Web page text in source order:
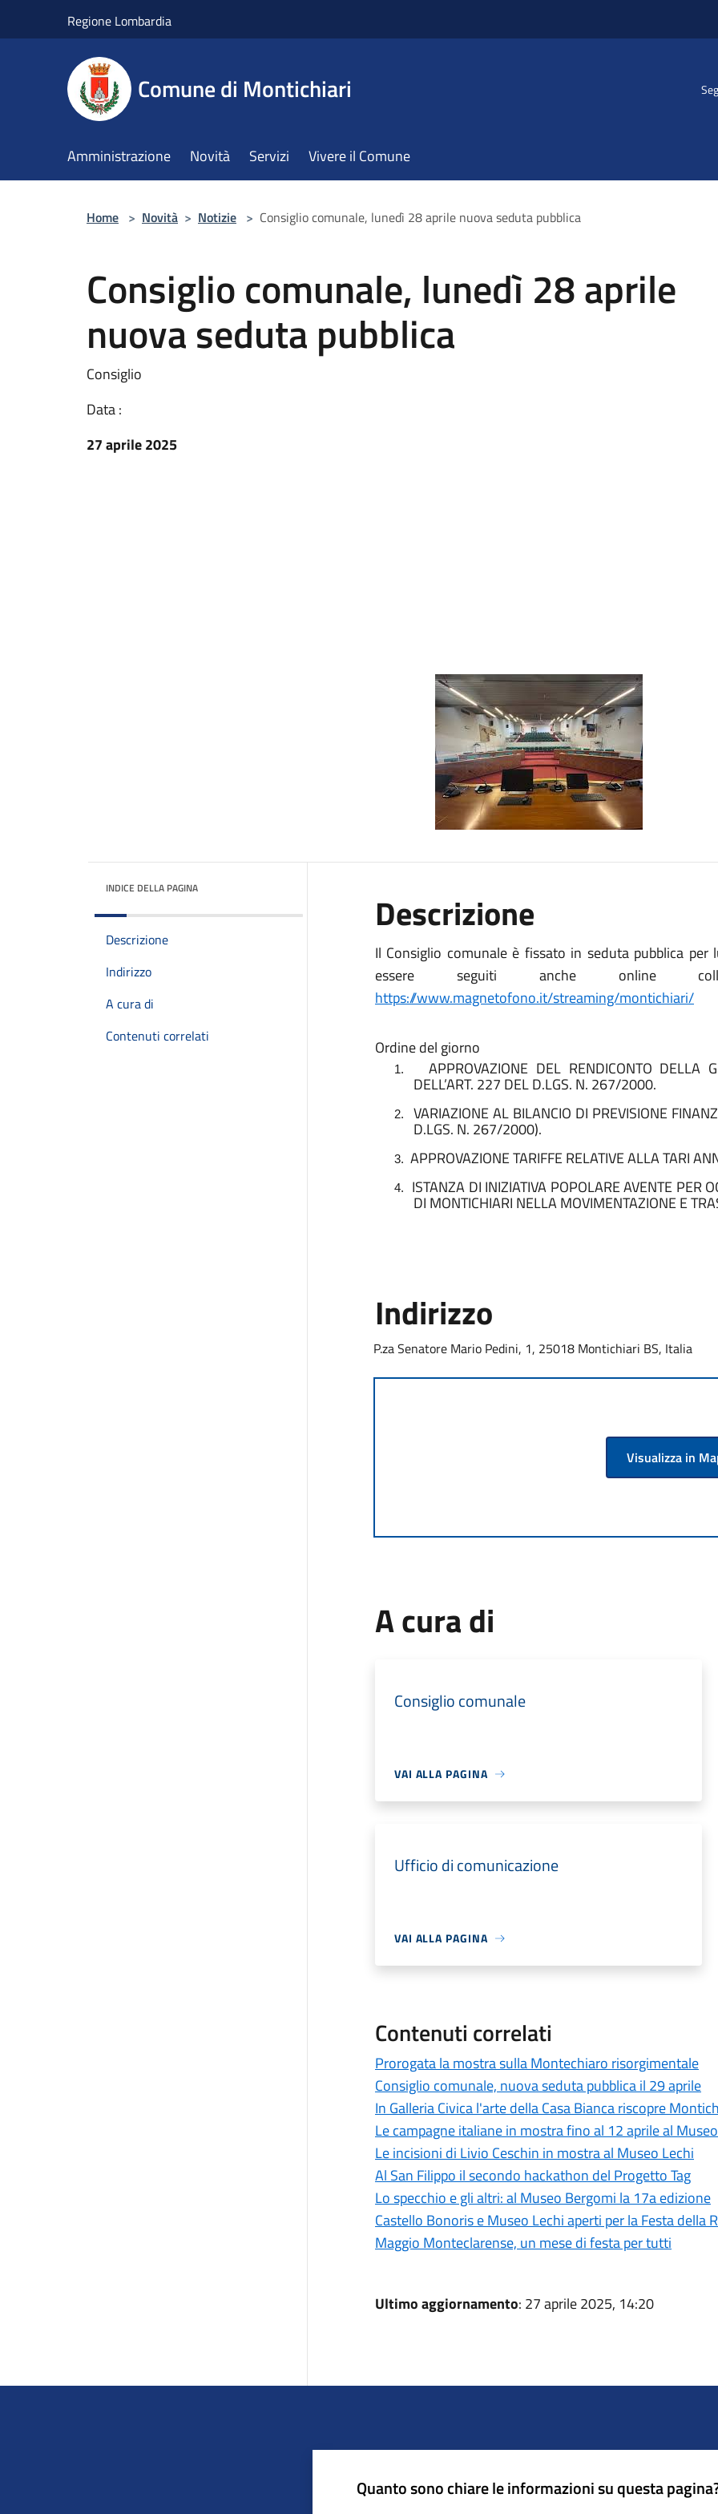
Regione Lombardia
Comune di Montichiari
Amministrazione Novità Servizi Vivere il Comune
Home > Novità > Notizie > Consiglio comunale, lunedì 28 aprile nuova seduta pubblica
Consiglio comunale, lunedì 28 aprile
nuova seduta pubblica
Consiglio
Data :
27 aprile 2025
INDICE DELLA PAGINA
Descrizione
Indirizzo
A cura di
Contenuti correlati
Descrizione
Il Consiglio comunale è fissato in seduta pubblica
essere seguiti anche online
https://www.magnetofono.it/streaming/montichiari/
Ordine del giorno
1. APPROVAZIONE DEL RENDICONTO DELLA
DELL’ART. 227 DEL D.LGS. N. 267/2000.
2. VARIAZIONE AL BILANCIO DI PREVISIONE
D.LGS. N. 267/2000).
3. APPROVAZIONE TARIFFE RELATIVE ALLA TARI
4. ISTANZA DI INIZIATIVA POPOLARE AVENTE PER
DI MONTICHIARI NELLA MOVIMENTAZIONE E
Indirizzo
P.za Senatore Mario Pedini, 1, 25018 Montichiari BS, Italia
Visualizza in
A cura di
Consiglio comunale
VAI ALLA PAGINA
Ufficio di comunicazione
VAI ALLA PAGINA
Contenuti correlati
Prorogata la mostra sulla Montechiaro risorgimentale
Consiglio comunale, nuova seduta pubblica il 29 aprile
In Galleria Civica l'arte della Casa Bianca riscopre
Le campagne italiane in mostra fino al 12 aprile al
Le incisioni di Livio Ceschin in mostra al Museo Lechi
Al San Filippo il secondo hackathon del Progetto Tag
Lo specchio e gli altri: al Museo Bergomi la 17a edizione
Castello Bonoris e Museo Lechi aperti per la Festa della
Maggio Monteclarense, un mese di festa per tutti
Ultimo aggiornamento: 27 aprile 2025, 14:20
Quanto sono chiare le informazioni su questa